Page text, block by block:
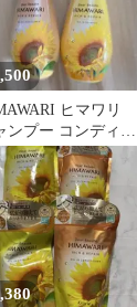
ヒマワリ
ンプー コンディシ
ー セット